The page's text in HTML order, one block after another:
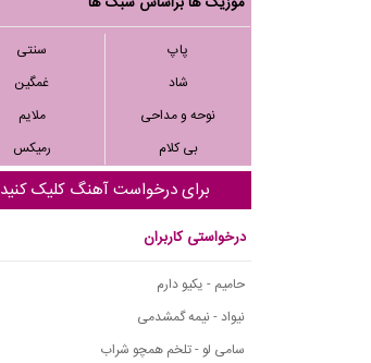
پاپ
سنتی
شاد
غمگین
نوحه و مداحی
ملایم
بی کلام
رمیکس
برای درخواست آهنگ کلیک کنید
درخواستی کاربران
حامیم - یکیو دارم
نیواد - نیمه گمشدمی
سامی لو - تلخم همچو شراب